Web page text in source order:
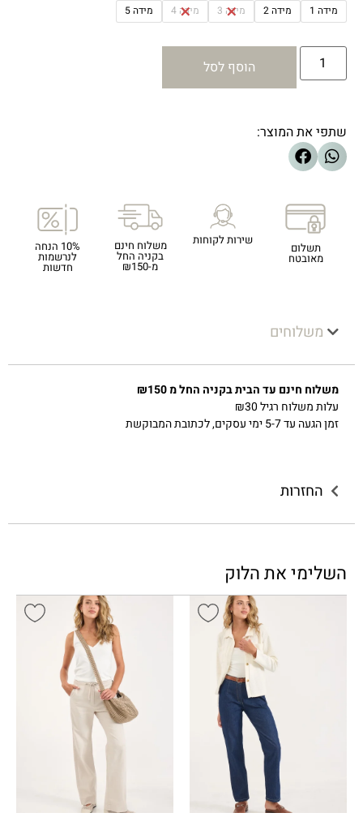
מידה 1 מידה 2 מידה 3 מידה 4 מידה 5
הוסף לסל
שתפי את המוצר:
תשלום
מאובטח
שירות לקוחות משלוח חינם
בקניה החל
מ-₪150
10% הנחה
לנרשמות
חדשות
משלוחים
משלוח חינם עד הבית בקניה החל מ ₪150
עלות משלוח רגיל ₪30
זמן הגעה עד 5-7 ימי עסקים, לכתובת המבוקשת
החזרות
השלימי את הלוק